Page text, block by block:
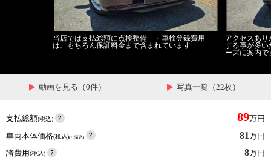
当店では支払総額に点検整備 ・車検登録費用
は、もちろん保証料金まで含まれています
アクセスあ
する事が多い
ーズに案内で
動画を見る（0件） 写真一覧（22枚）
支払総額(税込) 89万円
車両本体価格(税込)(リ済込) 81万円
諸費用(税込) 8万円